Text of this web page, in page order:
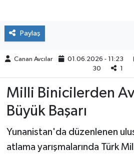
Paylaş
Canan Avcılar 01.06.2026 - 11:23
30
1
Milli Binicilerden
Büyük Başarı
Yunanistan'da düzenlenen
atlama yarışmalarında Türk